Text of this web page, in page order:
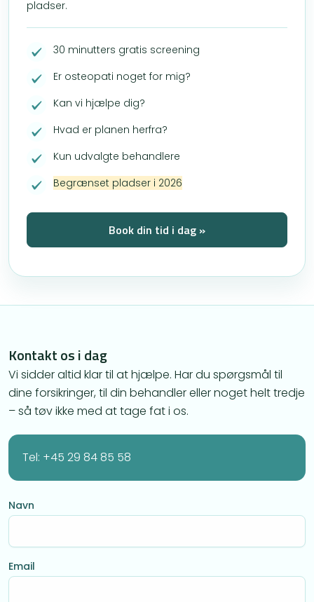
pladser.
30 minutters gratis screening
Er osteopati noget for mig?
Kan vi hjælpe dig?
Hvad er planen herfra?
Kun udvalgte behandlere
Begrænset pladser i 2026
Book din tid i dag »
Kontakt os i dag
Vi sidder altid klar til at hjælpe. Har du spørgsmål til
dine forsikringer, til din behandler eller noget helt tredje
– så tøv ikke med at tage fat i os.
Tel: +45 29 84 85 58
Navn
Email